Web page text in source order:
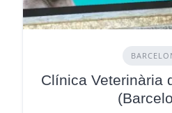
Clínica Veterinària